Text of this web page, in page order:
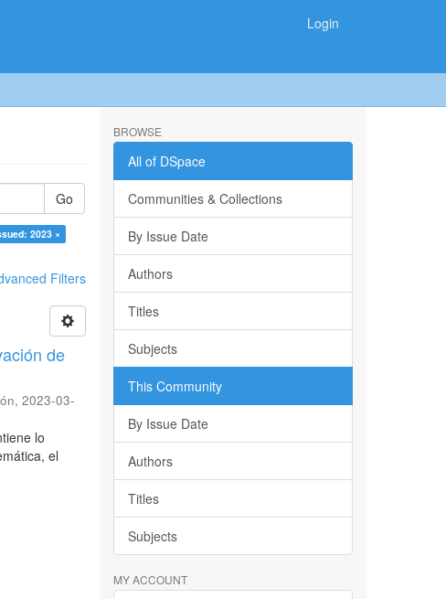
Login
Go
2023 ×
Filters
de
,2023-03-
lo
el
BROWSE
All of DSpace
Communities & Collections
By Issue Date
Authors
Titles
Subjects
This Community
By Issue Date
Authors
Titles
Subjects
MY ACCOUNT